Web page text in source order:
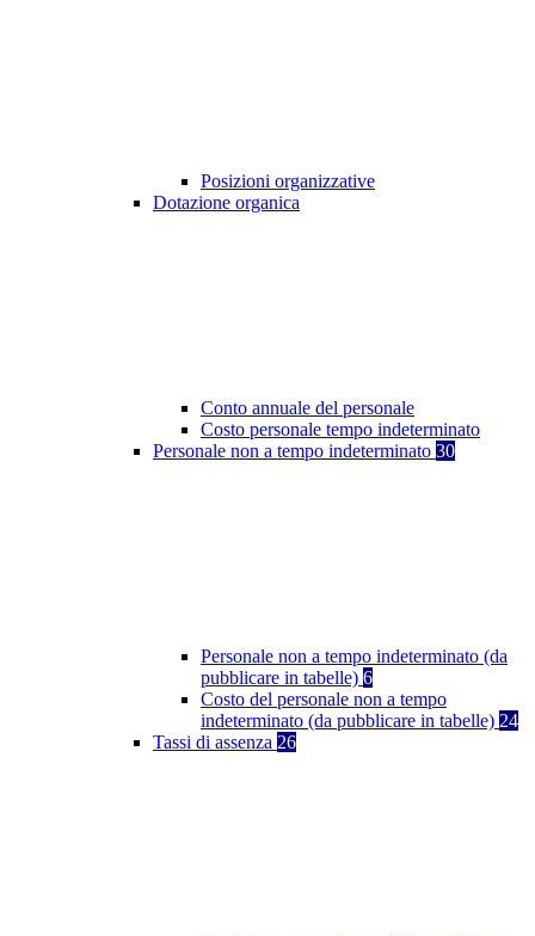
Posizioni organizzative
Dotazione organica
Conto annuale del personale
Costo personale tempo indeterminato
Personale non a tempo indeterminato 30
Personale non a tempo indeterminato (da
pubblicare in tabelle) 6
Costo del personale non a tempo
indeterminato (da pubblicare in tabelle) 24
Tassi di assenza 26